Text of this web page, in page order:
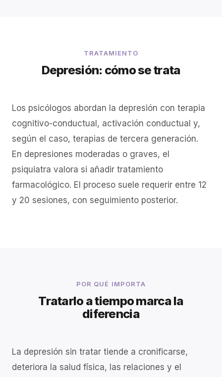
TRATAMIENTO
Depresión: cómo se trata
Los psicólogos abordan la depresión con terapia
cognitivo-conductual, activación conductual y,
según el caso, terapias de tercera generación.
En depresiones moderadas o graves, el
psiquiatra valora si añadir tratamiento
farmacológico. El proceso suele requerir entre 12
y 20 sesiones, con seguimiento posterior.
POR QUÉ IMPORTA
Tratarlo a tiempo marca la
diferencia
La depresión sin tratar tiende a cronificarse,
deteriora la salud física, las relaciones y el